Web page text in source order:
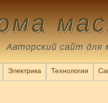
Авторский сайт для
Электрика Технологии